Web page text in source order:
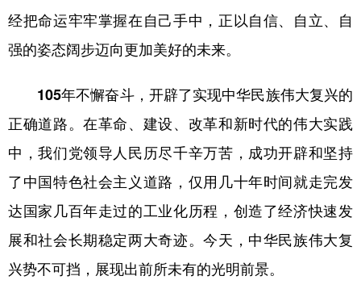
经把命运牢牢掌握在自己手中，正以自信、自立、自
强的姿态阔步迈向更加美好的未来。
105年不懈奋斗，开辟了实现中华民族伟大复兴的
正确道路。在革命、建设、改革和新时代的伟大实践
中，我们党领导人民历尽千辛万苦，成功开辟和坚持
了中国特色社会主义道路，仅用几十年时间就走完发
达国家几百年走过的工业化历程，创造了经济快速发
展和社会长期稳定两大奇迹。今天，中华民族伟大复
兴势不可挡，展现出前所未有的光明前景。